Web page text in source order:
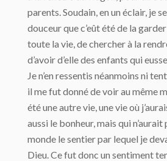
parents. Soudain, en un éclair, je
douceur que c’eût été de la
toute la vie, de chercher à la
d’avoir d’elle des enfants qui
Je n’en ressentis néanmoins ni
il me fut donné de voir au même
été une autre vie, une vie où
aussi le bonheur, mais qui n’aurait
monde le sentier par lequel je
Dieu. Ce fut donc un sentiment